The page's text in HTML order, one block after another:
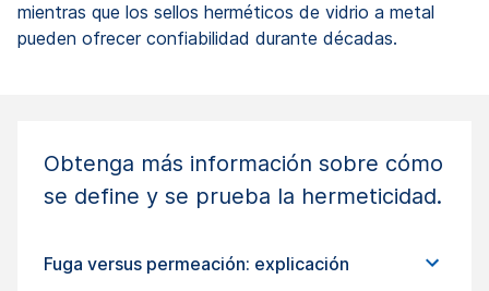
mientras que los sellos herméticos de vidrio a metal
pueden ofrecer confiabilidad durante décadas.
Obtenga más información sobre cómo
se define y se prueba la hermeticidad.
Fuga versus permeación: explicación